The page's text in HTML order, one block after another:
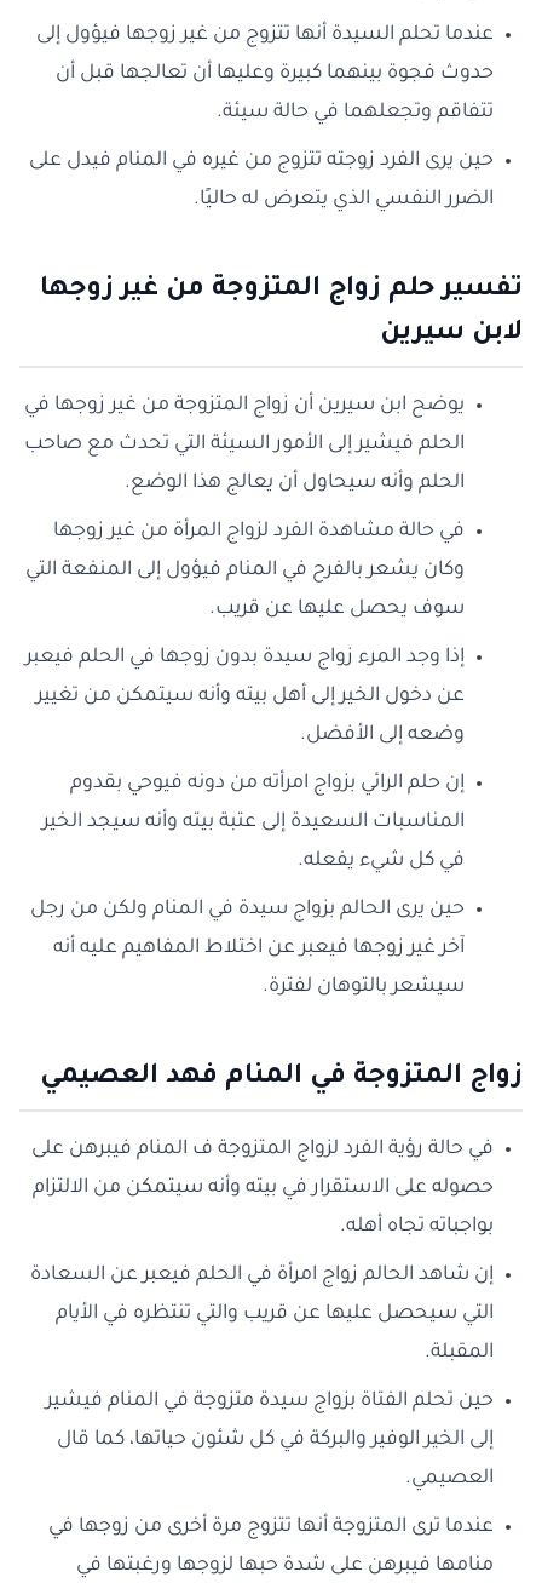
عندما تحلم السيدة أنها تتزوج من غير زوجها فيؤول إلى
حدوث فجوة بينهما كبيرة وعليها أن تعالجها قبل أن
تتفاقم وتجعلهما في حالة سيئة.
حين يرى الفرد زوجته تتزوج من غيره في المنام فيدل على
الضرر النفسي الذي يتعرض له حاليًا.
تفسير حلم زواج المتزوجة من غير زوجها
لابن سيرين
يوضح ابن سيرين أن زواج المتزوجة من غير زوجها في
الحلم فيشير إلى الأمور السيئة التي تحدث مع صاحب
الحلم وأنه سيحاول أن يعالج هذا الوضع.
في حالة مشاهدة الفرد لزواج المرأة من غير زوجها
وكان يشعر بالفرح في المنام فيؤول إلى المنفعة التي
سوف يحصل عليها عن قريب.
إذا وجد المرء زواج سيدة بدون زوجها في الحلم فيعبر
عن دخول الخير إلى أهل بيته وأنه سيتمكن من تغيير
وضعه إلى الأفضل.
إن حلم الرائي بزواج امرأته من دونه فيوحي بقدوم
المناسبات السعيدة إلى عتبة بيته وأنه سيجد الخير
في كل شيء يفعله.
حين يرى الحالم بزواج سيدة في المنام ولكن من رجل
آخر غير زوجها فيعبر عن اختلاط المفاهيم عليه أنه
سيشعر بالتوهان لفترة.
زواج المتزوجة في المنام فهد العصيمي
في حالة رؤية الفرد لزواج المتزوجة ف المنام فيبرهن على
حصوله على الاستقرار في بيته وأنه سيتمكن من الالتزام
بواجباته تجاه أهله.
إن شاهد الحالم زواج امرأة في الحلم فيعبر عن السعادة
التي سيحصل عليها عن قريب والتي تنتظره في الأيام
المقبلة.
حين تحلم الفتاة بزواج سيدة متزوجة في المنام فيشير
إلى الخير الوفير والبركة في كل شئون حياتها، كما قال
العصيمي.
عندما ترى المتزوجة أنها تتزوج مرة أخرى من زوجها في
منامها فيبرهن على شدة حبها لزوجها ورغبتها في